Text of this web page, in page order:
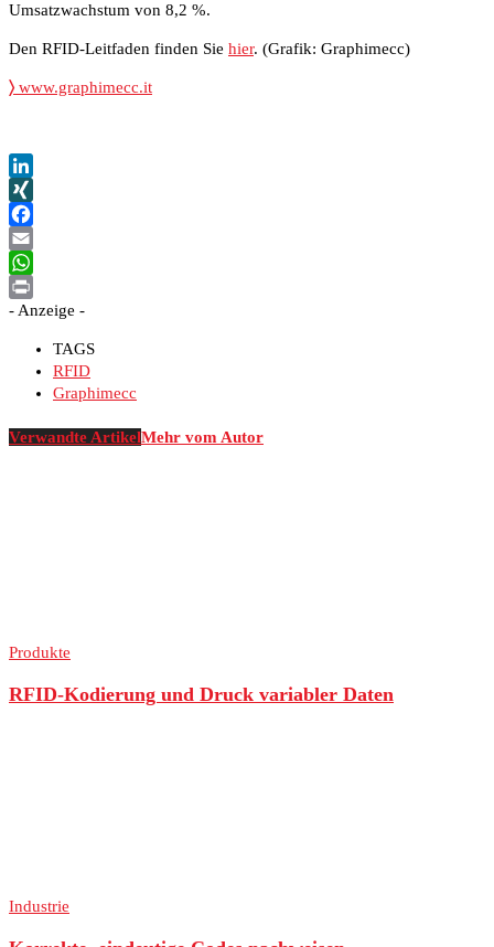
Umsatzwachstum von 8,2 %.
Den RFID-Leitfaden finden Sie hier. (Grafik: Graphimecc)
〉 www.graphimecc.it
LinkedIn
XING
Facebook
Email
WhatsApp
Print
- Anzeige -
TAGS
RFID
Graphimecc
Verwandte ArtikelMehr vom Autor
Produkte
RFID-Kodierung und Druck variabler Daten
Industrie